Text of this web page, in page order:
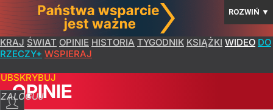
ROZWIŃ ▼
KRAJ ŚWIAT OPINIE HISTORIA TYGODNIK KSIĄŻKI WIDEO DO
RZECZY+ WSPIERAJ
ZALOGUJ
OPINIE